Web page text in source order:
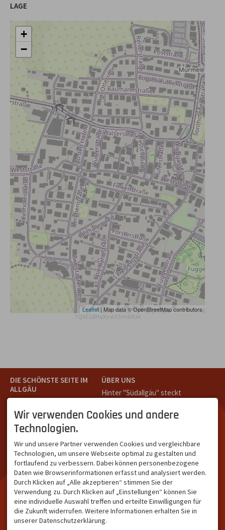
LAGE
+
−
Leaflet| Map data © OpenStreetMap contributors
7QAE1dHqXyoUOmdxYJA
DIE SCHÖNSTE SEITE IM
ALLGÄU
Teil des Oberallgäus. Es
verbindet die Tourismus-
Destinationen Oberstdorf,
Kleinwalsertal und beliebte
Urlaubsziele wie die
Hörnerdörfer, Alpsee-
Grünten, Oberstaufen oder
Wertach im Allgäu.
ÜBER UNS
Hinter "Südallgäu" steckt
Oberstdorf.
Unser Ziel ist ein attraktives
Leistungsträger im
südlichen Oberallgäu eine
starke Plattform bietet.
NETZWERK & REICHWEITE
ca. 36.700 Abos bei
Wir verwenden Cookies und andere
Technologien.
Wir und unsere Partner verwenden Cookies und vergleichbare
Technologien, um unsere Webseite optimal zu gestalten und
fortlaufend zu verbessern. Dabei können personenbezogene
Daten wie Browserinformationen erfasst und analysiert werden.
Durch Klicken auf „Alle akzeptieren“ stimmen Sie der
Verwendung zu. Durch Klicken auf „Einstellungen“ können Sie
eine individuelle Auswahl treffen und erteilte Einwilligungen für
die Zukunft widerrufen. Weitere Informationen erhalten Sie in
unserer Datenschutzerklärung.